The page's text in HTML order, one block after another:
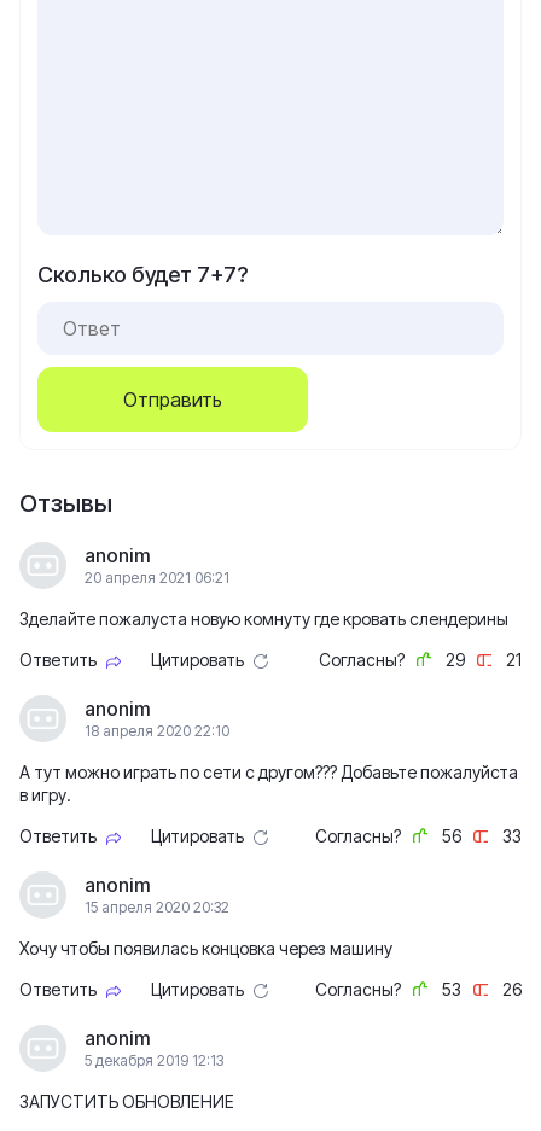
Сколько будет 7+7?
Отправить
Отзывы
anonim
20 апреля 2021 06:21
Зделайте пожалуста новую комнуту где кровать слендерины
Ответить
Цитировать Согласны? 29 21
anonim
18 апреля 2020 22:10
А тут можно играть по сети с другом??? Добавьте пожалуйста
в игру.
Ответить
Цитировать Согласны? 56 33
anonim
15 апреля 2020 20:32
Хочу чтобы появилась концовка через машину
Ответить
Цитировать Согласны? 53 26
anonim
5 декабря 2019 12:13
ЗАПУСТИТЬ ОБНОВЛЕНИЕ